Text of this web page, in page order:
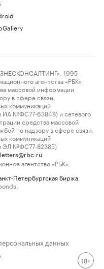
1995–
агентства «РБК»
массовой информации
в сфере связи,
коммуникаций
ИА №ФС77-63848) и сетевого
средства массовой
по надзору в сфере связи,
коммуникаций
ЭЛ №ФС77-82385)
letters@rbc.ru
агентство «РБК».
Петербургская биржа
данных
18+